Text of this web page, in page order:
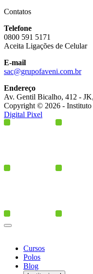
Contatos
Telefone
0800 591 5171
Aceita Ligações de Celular
E-mail
sac@grupofaveni.com.br
Endereço
Av. Gentil Bicalho, 412 -
Copyright © 2026 - Instituto
Digital Pixel
Cursos
Polos
Blog